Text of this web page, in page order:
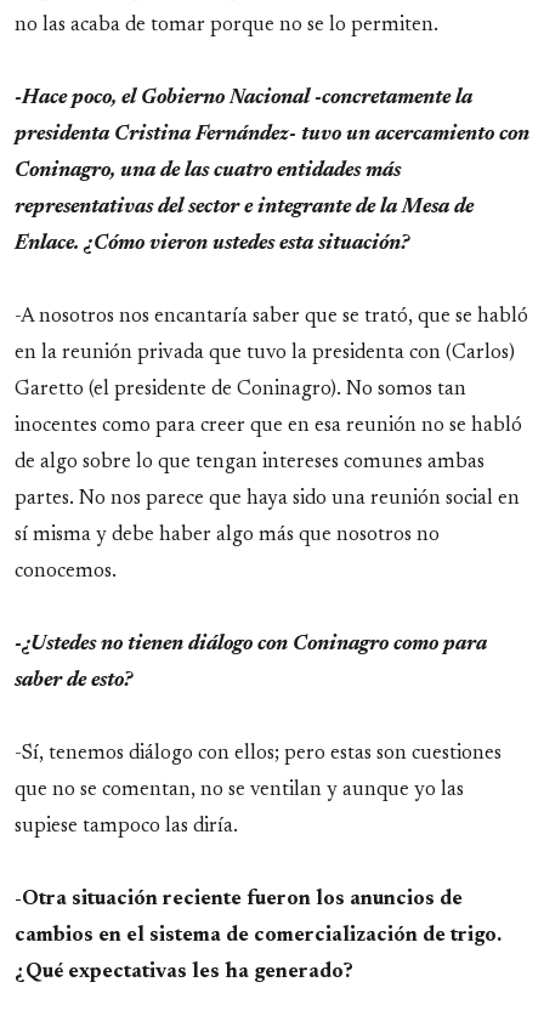
no las acaba de tomar porque no se lo permiten.
-Hace poco, el Gobierno Nacional -concretamente la
presidenta Cristina Fernández- tuvo un acercamiento con
Coninagro, una de las cuatro entidades más
representativas del sector e integrante de la Mesa de
Enlace. ¿Cómo vieron ustedes esta situación?
-A nosotros nos encantaría saber que se trató, que se habló
en la reunión privada que tuvo la presidenta con (Carlos)
Garetto (el presidente de Coninagro). No somos tan
inocentes como para creer que en esa reunión no se habló
de algo sobre lo que tengan intereses comunes ambas
partes. No nos parece que haya sido una reunión social en
sí misma y debe haber algo más que nosotros no
conocemos.
-¿Ustedes no tienen diálogo con Coninagro como para
saber de esto?
-Sí, tenemos diálogo con ellos; pero estas son cuestiones
que no se comentan, no se ventilan y aunque yo las
supiese tampoco las diría.
-Otra situación reciente fueron los anuncios de
cambios en el sistema de comercialización de trigo.
¿Qué expectativas les ha generado?